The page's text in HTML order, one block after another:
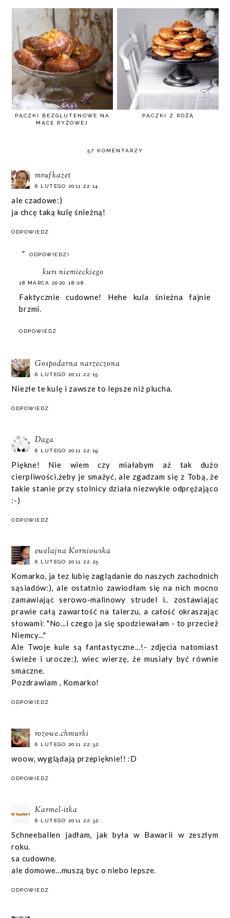
PĄCZKI BEZGLUTENOWE NA
MĄCE RYŻOWEJ
PĄCZKI Z RÓŻĄ
57 KOMENTARZY
mrufkazet
6 LUTEGO 2011 22:14
ale czadowe:)
ja chcę taką kulę śnieżną!
ODPOWIEDZ
ODPOWIEDZI
kurs niemieckiego
18 MARCA 2020 18:08
Faktycznie cudowne! Hehe kula śnieżna fajnie
brzmi.
ODPOWIEDZ
Gospodarna narzeczona
6 LUTEGO 2011 22:15
Niezłe te kulę i zawsze to lepsze niż plucha.
ODPOWIEDZ
Daga
6 LUTEGO 2011 22:19
Piękne! Nie wiem czy miałabym aż tak dużo
cierpliwości,żeby je smażyć, ale zgadzam się z Tobą, że
takie stanie przy stolnicy działa niezwykle odprężająco
:-)
ODPOWIEDZ
ewelajna Korniowska
6 LUTEGO 2011 22:25
Komarko, ja tez lubię zaglądanie do naszych zachodnich
sąsiadów:), ale ostatnio zawiodłam się na nich mocno
zamawiając serowo-malinowy strudel i.. zostawiając
prawie całą zawartość na talerzu, a całość okraszając
słowami: "No...i czego ja się spodziewałam - to przecież
Niemcy..."
Ale Twoje kule są fantastyczne...!- zdjęcia natomiast
świeże i urocze:), wiec wierzę, że musiały być równie
smaczne.
Pozdrawiam , Komarko!
ODPOWIEDZ
rozowe.chmurki
6 LUTEGO 2011 22:32
woow, wyglądają przepięknie!! :D
ODPOWIEDZ
Karmel-itka
6 LUTEGO 2011 22:32
Schneeballen jadłam, jak była w Bawarii w zeszłym
roku.
sa cudowne.
ale domowe...muszą byc o niebo lepsze.
ODPOWIEDZ